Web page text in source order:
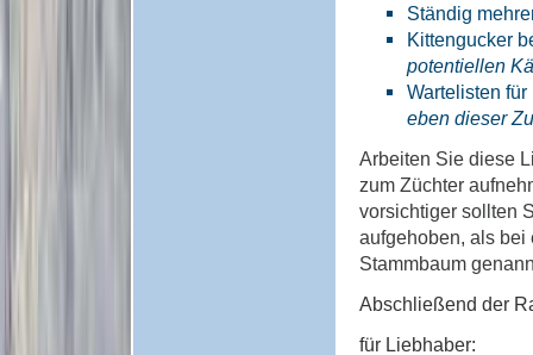
Ständig
Kittengucker
potentiellen
Wartelisten
eben dieser
Arbeiten Sie diese
zum Züchter
vorsichtiger sollten
aufgehoben, als bei
Stammbaum
Abschließend der
für Liebhaber: